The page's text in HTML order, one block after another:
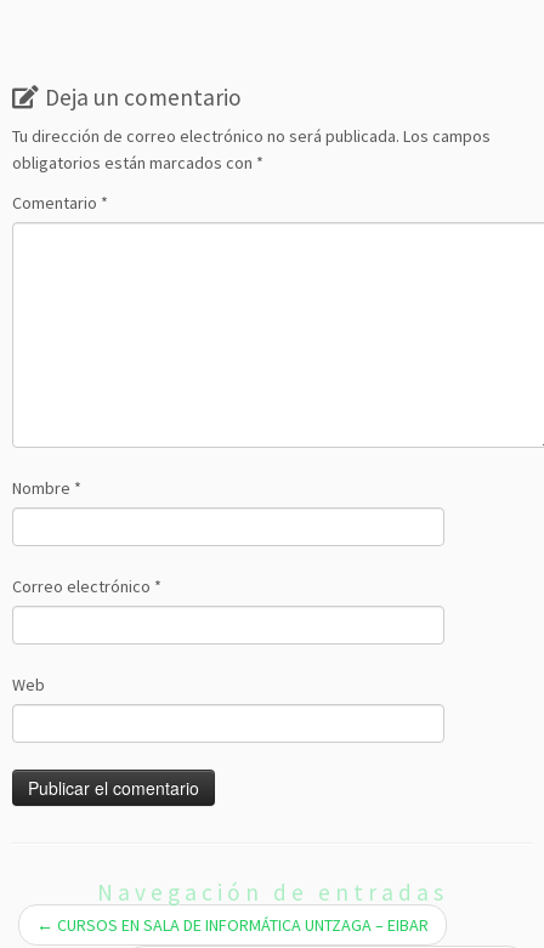
Deja un comentario
Tu dirección de correo electrónico no será publicada. Los campos
obligatorios están marcados con *
Comentario *
Nombre *
Correo electrónico *
Web
Navegación de entradas
← CURSOS EN SALA DE INFORMÁTICA UNTZAGA – EIBAR